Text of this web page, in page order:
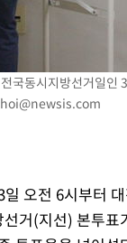
달 충돌 흔적 포착
차기 끝 과달라하라
염 잠시 꺾인다"
주의가 최대 위협"
통제권' 수용할까
국동시지방선거일인
오전 6시부터
거(지선) 본투